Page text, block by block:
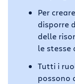
Per
disporre
delle
le stesse
Tutti i
possono